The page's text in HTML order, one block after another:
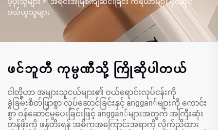
ဝယ်ယူသူများ
ဖင်ဘူတီ ကုမ္ပဏီသို့ ကြိုဆိုပါတယ်
ငါတို့ဟာ အများသူငယ်များ၏ ဝယ်ရောင်းလုပ်ငန်းကို
ခွဲခြမ်းစိတ်ဖြာစွာ လုပ်ဆောင်ခြင်းနှင့် anggan်များကို ကောင်း
စွာ ဝန်ဆောင်မှုပေးခြင်းဖြင့် anggan်များအတွက် အကြီးဆုံး
တန်ဖိုးကို ဖန်တီးရန် အဓိကအကြောင်းအရာကို လိုက်ညီထား